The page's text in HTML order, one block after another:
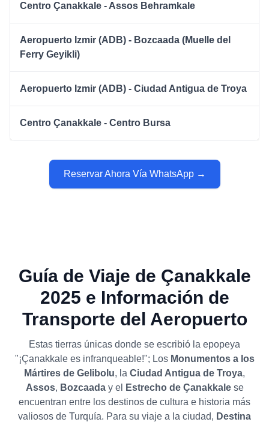
Centro Çanakkale - Assos Behramkale
Aeropuerto Izmir (ADB) - Bozcaada (Muelle del
Ferry Geyikli)
Aeropuerto Izmir (ADB) - Ciudad Antigua de Troya
Centro Çanakkale - Centro Bursa
Reservar Ahora Vía WhatsApp →
Guía de Viaje de Çanakkale
2025 e Información de
Transporte del Aeropuerto
Estas tierras únicas donde se escribió la epopeya
"¡Çanakkale es infranqueable!"; Los Monumentos a los
Mártires de Gelibolu, la Ciudad Antigua de Troya,
Assos, Bozcaaday el Estrecho de Çanakkalese
encuentran entre los destinos de cultura e historia más
valiosos de Turquía. Para su viaje a la ciudad, Destina